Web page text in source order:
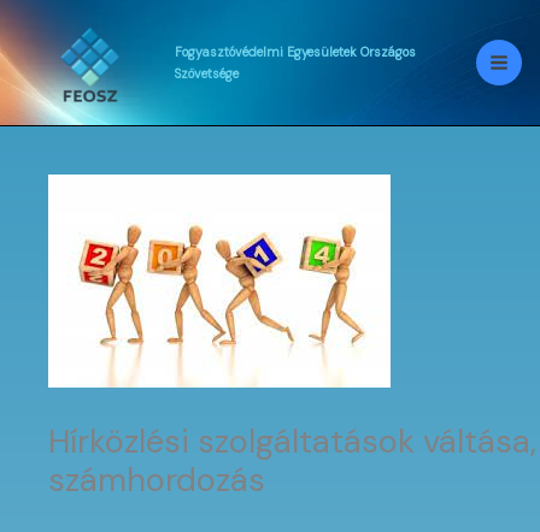
Skip
to
content
Fogyasztóvédelmi Egyesületek Országos
Szövetsége
Hírközlési szolgáltatások váltása,
számhordozás